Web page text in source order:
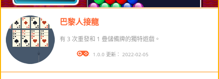
巴黎人接龍
有 3 次重發和 1 疊儲備牌的獨特遊戲。
版本： 1.0.0 更新： 2022-02-05